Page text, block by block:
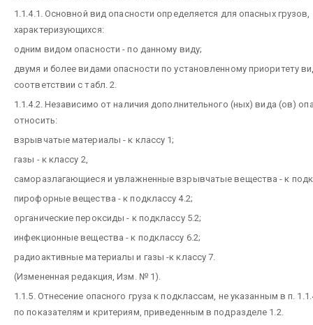
1.1.4.1. Основной вид опасности определяется для опасных грузов,
характеризующихся:
одним видом опасности - по данному виду;
двумя и более видами опасности по установленному приоритету
соответствии с табл. 2.
1.1.4.2. Независимо от наличия дополнительного (ных) вида (ов)
относить:
взрывчатые материалы - к классу 1;
газы - к классу 2,
саморазлагающиеся и увлажненные взрывчатые вещества - к
пирофорные вещества - к подклассу 4.2;
органические пероксиды - к подклассу 5.2;
инфекционные вещества - к подклассу 6.2;
радиоактивные материалы и газы -к классу 7.
(Измененная редакция, Изм. № 1).
1.1.5. Отнесение опасного груза к подклассам, не указанным в п.
по показателям и критериям, приведенным в подразделе 1.2.